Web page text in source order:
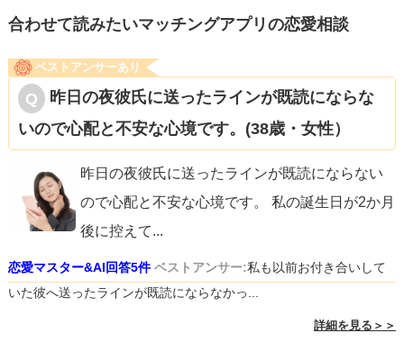
ではなく、自分のことを蔑ろにする彼とはこちらから別れ
その方が冷静な判断ができますよ。頑張ってください。
合わせて読みたいマッチングアプリの恋愛相談
ベストアンサーあり
昨日の夜彼氏に送ったラインが既読にならな
いので心配と不安な心境です。(38歳・女性）
昨日の夜彼氏に送ったラインが既読にならない
ので心配と不安な心境です。 私の誕生日が2か月
後に控えて...
恋愛マスター&AI回答5件 ベストアンサー:私も以前お付き合いして
いた彼へ送ったラインが既読にならなかっ...
詳細を見る＞＞